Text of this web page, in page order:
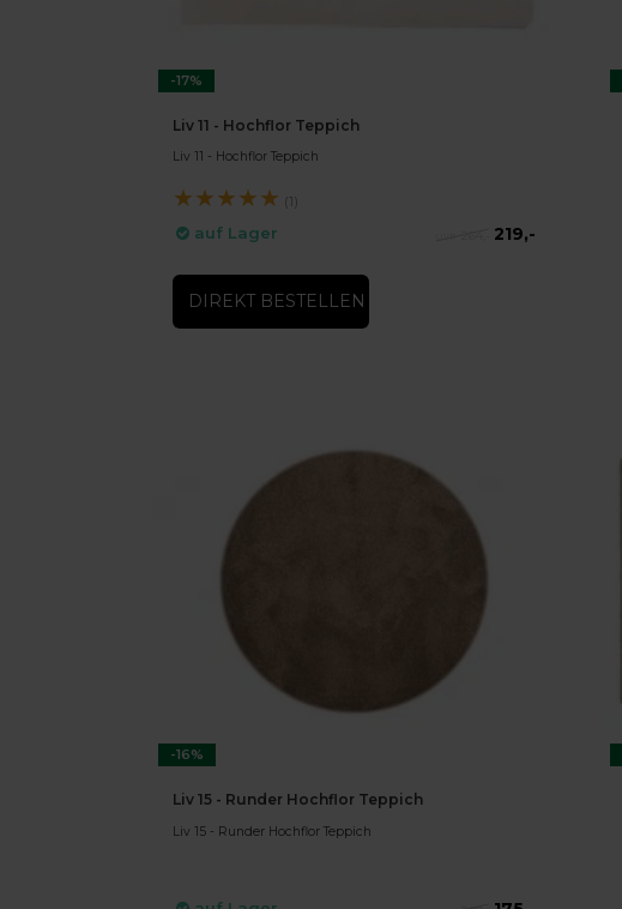
-17%
Liv 11 - Hochflor Teppich
Liv 11 - Hochflor Teppich
★★★★★ (1)
auf Lager 219,-
DIREKT BESTELLEN
-16%
Liv 15 - Runder Hochflor Teppich
Liv 15 - Runder Hochflor Teppich